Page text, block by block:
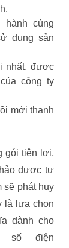
hành cùng
dụng sản
nhất, được
công ty
mới thanh
gói tiện lợi,
dược tự
sẽ phát huy
là lựa chọn
dành cho
số điện